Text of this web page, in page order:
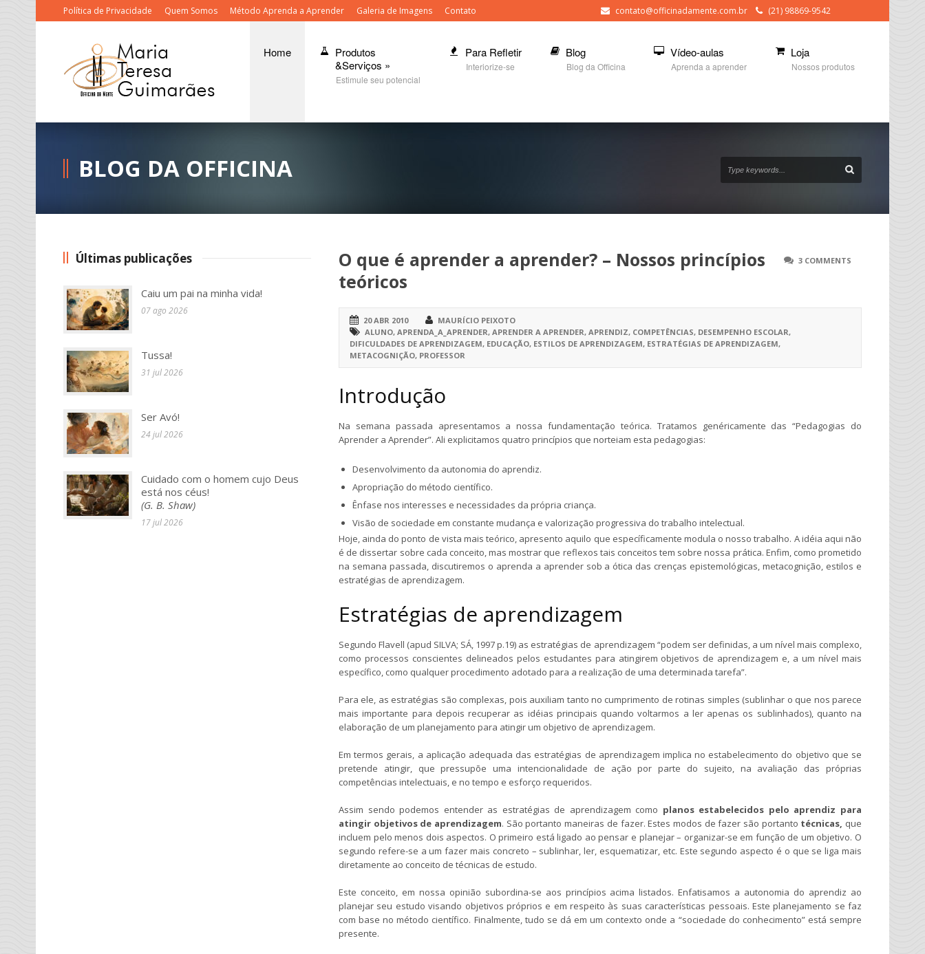
Política de Privacidade Quem Somos Método Aprenda a Aprender Galeria de Imagens Contato contato@officinadamente.com.br (21) 98869-9542
Home
Produtos
&Serviços »
Estimule seu potencial
Para Refletir
Interiorize-se
Blog
Blog da Officina
Vídeo-aulas
Aprenda a aprender
Loja
Nossos produtos
BLOG DA OFFICINA
3 COMMENTS
O que é aprender a aprender? – Nossos princípios
teóricos
20 ABR 2010
MAURÍCIO PEIXOTO
ALUNO, APRENDA_A_APRENDER, APRENDER A APRENDER, APRENDIZ, COMPETÊNCIAS, DESEMPENHO ESCOLAR,
DIFICULDADES DE APRENDIZAGEM, EDUCAÇÃO, ESTILOS DE APRENDIZAGEM, ESTRATÉGIAS DE APRENDIZAGEM,
METACOGNIÇÃO, PROFESSOR
Introdução
Na semana passada apresentamos a nossa fundamentação teórica. Tratamos genéricamente das “Pedagogias do
Aprender a Aprender”. Ali explicitamos quatro princípios que norteiam esta pedagogias:
Desenvolvimento da autonomia do aprendiz.
Apropriação do método científico.
Ênfase nos interesses e necessidades da própria criança.
Visão de sociedade em constante mudança e valorização progressiva do trabalho intelectual.
Hoje, ainda do ponto de vista mais teórico, apresento aquilo que específicamente modula o nosso trabalho. A idéia aqui não
é de dissertar sobre cada conceito, mas mostrar que reflexos tais conceitos tem sobre nossa prática. Enfim, como prometido
na semana passada, discutiremos o aprenda a aprender sob a ótica das crenças epistemológicas, metacognição, estilos e
estratégias de aprendizagem.
Estratégias de aprendizagem
Segundo Flavell (apud SILVA; SÁ, 1997 p.19) as estratégias de aprendizagem “podem ser definidas, a um nível mais complexo,
como processos conscientes delineados pelos estudantes para atingirem objetivos de aprendizagem e, a um nível mais
específico, como qualquer procedimento adotado para a realização de uma determinada tarefa”.
Para ele, as estratégias são complexas, pois auxiliam tanto no cumprimento de rotinas simples (sublinhar o que nos parece
mais importante para depois recuperar as idéias principais quando voltarmos a ler apenas os sublinhados), quanto na
elaboração de um planejamento para atingir um objetivo de aprendizagem.
Em termos gerais, a aplicação adequada das estratégias de aprendizagem implica no estabelecimento do objetivo que se
pretende atingir, que pressupõe uma intencionalidade de ação por parte do sujeito, na avaliação das próprias
competências intelectuais, e no tempo e esforço requeridos.
Assim sendo podemos entender as estratégias de aprendizagem como planos estabelecidos pelo aprendiz para
atingir objetivos de aprendizagem. São portanto maneiras de fazer. Estes modos de fazer são portanto técnicas, que
incluem pelo menos dois aspectos. O primeiro está ligado ao pensar e planejar – organizar-se em função de um objetivo. O
segundo refere-se a um fazer mais concreto – sublinhar, ler, esquematizar, etc. Este segundo aspecto é o que se liga mais
diretamente ao conceito de técnicas de estudo.
Este conceito, em nossa opinião subordina-se aos princípios acima listados. Enfatisamos a autonomia do aprendiz ao
planejar seu estudo visando objetivos próprios e em respeito às suas características pessoais. Este planejamento se faz
com base no método científico. Finalmente, tudo se dá em um contexto onde a “sociedade do conhecimento” está sempre
presente.
Últimas publicações
Caiu um pai na minha vida!
07 ago 2026
Tussa!
31 jul 2026
Ser Avó!
24 jul 2026
Cuidado com o homem cujo Deus
está nos céus!
(G. B. Shaw)
17 jul 2026